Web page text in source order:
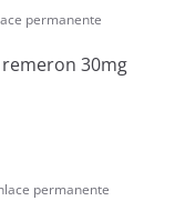
permanente
remeron 30mg
permanente